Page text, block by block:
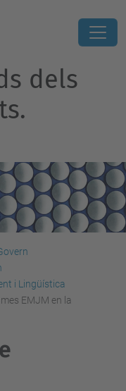
dels
i Lingüística
EMJM en la